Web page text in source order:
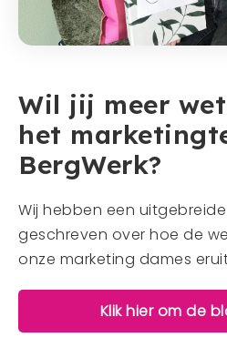
Wil jij meer
het
BergWerk?
Wij hebben een
geschreven over hoe de
onze marketing dames
Klik hier om de